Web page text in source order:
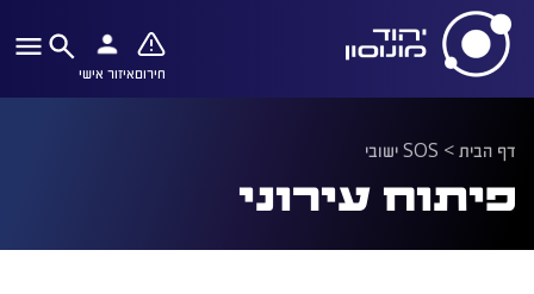
חירוםאיזור אישי
דף הבית> SOS ישובי
פיתוח עירוני